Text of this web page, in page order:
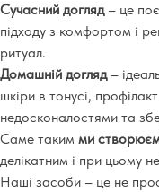
Сучасний догляд– це
підходу з комфортом і
ритуал.
Домашній догляд–
шкіри в тонусі,
недосконалостями та
Саме таким ми
делікатним і при цьому
Наші засоби – це не